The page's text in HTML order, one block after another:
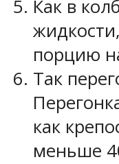
Как в
порцию
Так
как
меньше